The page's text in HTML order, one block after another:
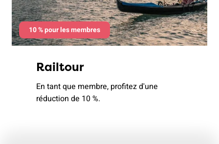
10 % pour les membres
Railtour
En tant que membre, profitez d'une
réduction de 10 %.